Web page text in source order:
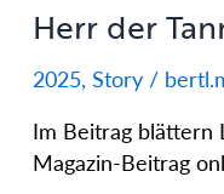
Herr der
2025, Story/
Im Beitrag blättern
Magazin-Beitrag